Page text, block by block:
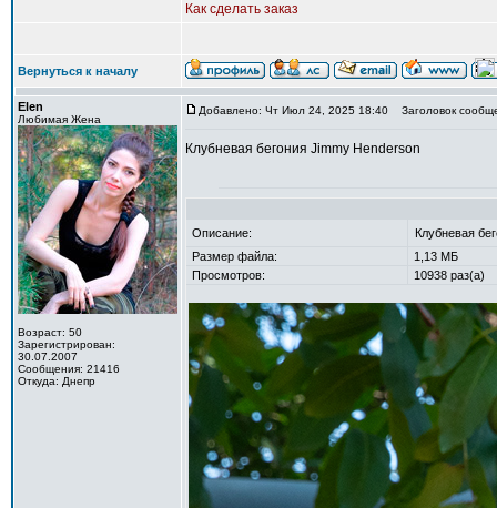
Как сделать заказ
Вернуться к началу
Elen
Любимая Жена
Возраст: 50
Зарегистрирован:
30.07.2007
Сообщения: 21416
Откуда: Днепр
Добавлено: Чт Июл 24, 2025 18:40 Заголовок
Клубневая бегония Jimmy Henderson
Описание:
Клубневая
Размер файла:
1,13 МБ
Просмотров:
10938 раз(а)